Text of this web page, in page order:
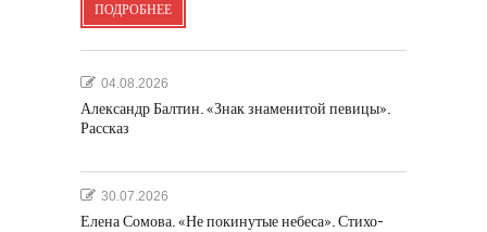
ПОДРОБНЕЕ
04.08.2026
Александр Балтин. «Знак знаменитой певицы».
Рассказ
30.07.2026
Елена Сомова. «Не покинутые небеса». Стихо-